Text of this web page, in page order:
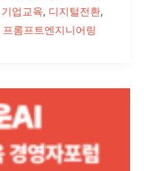
기업교육, 디지털전환,
프롬프트엔지니어링